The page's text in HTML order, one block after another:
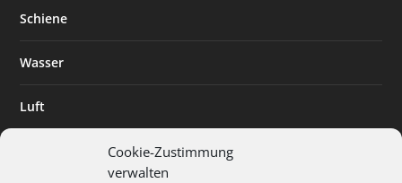
Cookie-Zustimmung
verwalten
Schiene
Wasser
Luft